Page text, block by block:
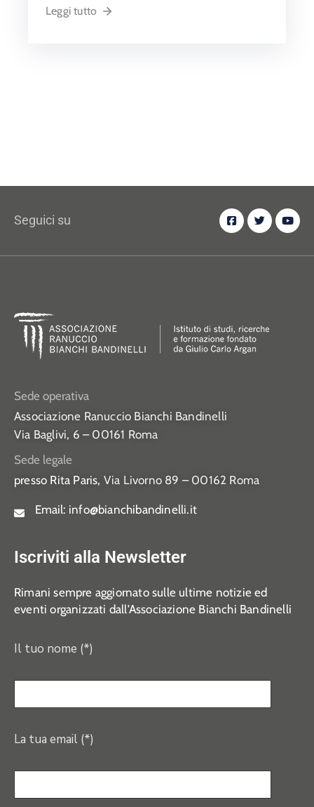
Leggi tutto
Seguici su
Sede operativa
Associazione Ranuccio Bianchi Bandinelli
Via Baglivi, 6 – 00161 Roma
Sede legale
presso Rita Paris, Via Livorno 89 – 00162 Roma
Email: info@bianchibandinelli.it
Iscriviti alla Newsletter
Rimani sempre aggiornato sulle ultime notizie ed
eventi organizzati dall’Associazione Bianchi Bandinelli
Il tuo nome (*)
La tua email (*)